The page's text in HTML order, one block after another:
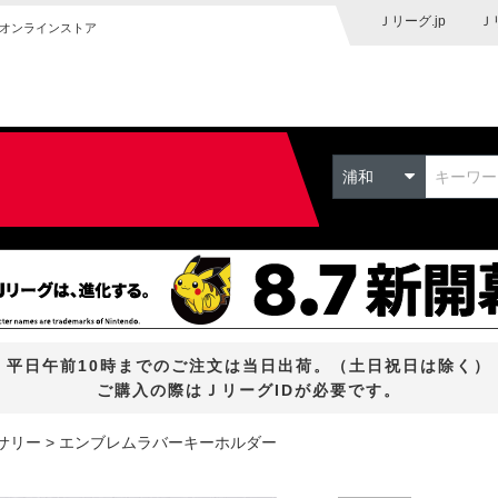
ンラインストア Ｊリーグ.jp
浦和
平日午前10時までのご注文は当日出荷。（土日祝日は除く）
ご購入の際はＪリーグIDが必要です。
リー エンブレムラバーキーホルダー